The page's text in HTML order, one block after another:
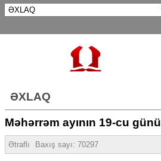
ƏXLAQ
Məhərrəm ayının 19-cu günü
Ətraflı Baxış sayı: 70297